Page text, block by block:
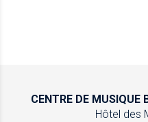
CENTRE DE MUSIQUE
Hôtel des